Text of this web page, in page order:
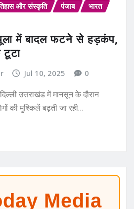
और संस्कृति पंजाब
भारत
में बादल फटने से हड़कंप,
टूटा
Jul 10, 2025 0
उत्तराखंड में मानसून के दौरान
की मुश्किलें बढ़ती जा रही…
Media